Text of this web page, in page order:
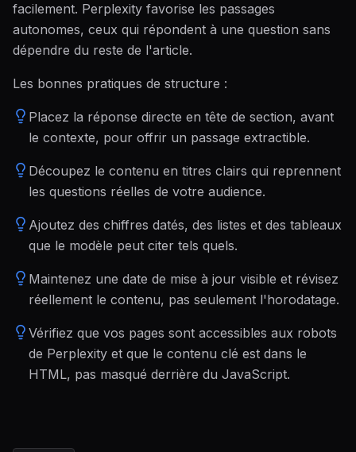
facilement. Perplexity favorise les passages
autonomes, ceux qui répondent à une question sans
dépendre du reste de l'article.
Les bonnes pratiques de structure :
Placez la réponse directe en tête de section, avant
le contexte, pour offrir un passage extractible.
Découpez le contenu en titres clairs qui reprennent
les questions réelles de votre audience.
Ajoutez des chiffres datés, des listes et des tableaux
que le modèle peut citer tels quels.
Maintenez une date de mise à jour visible et révisez
réellement le contenu, pas seulement l'horodatage.
Vérifiez que vos pages sont accessibles aux robots
de Perplexity et que le contenu clé est dans le
HTML, pas masqué derrière du JavaScript.